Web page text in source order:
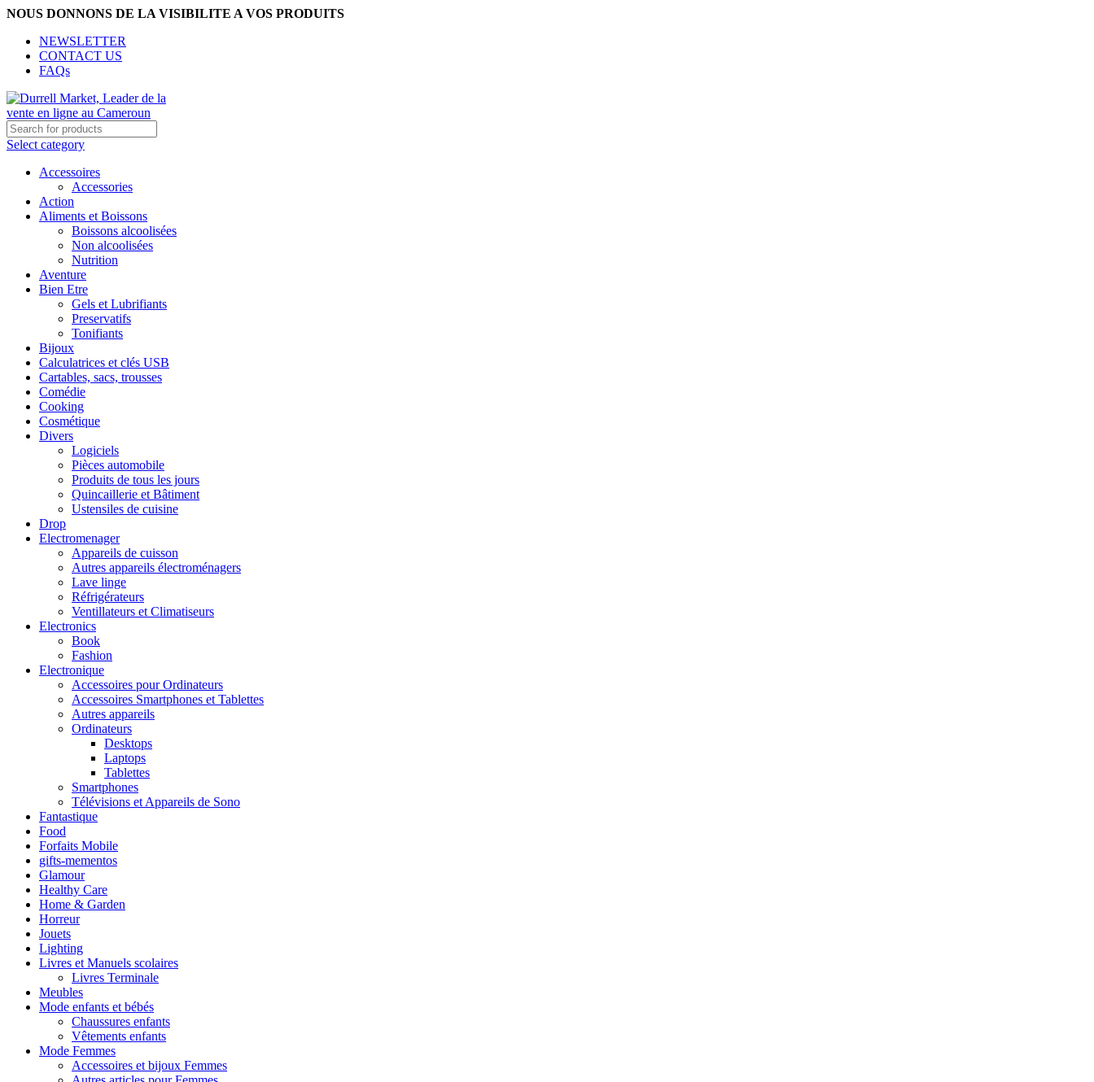
NOUS DONNONS DE LA VISIBILITE A VOS PRODUITS
NEWSLETTER
CONTACT US
FAQs
Select category
Accessoires
Accessories
Action
Aliments et Boissons
Boissons alcoolisées
Non alcoolisées
Nutrition
Aventure
Bien Etre
Gels et Lubrifiants
Preservatifs
Tonifiants
Bijoux
Calculatrices et clés USB
Cartables, sacs, trousses
Comédie
Cooking
Cosmétique
Divers
Logiciels
Pièces automobile
Produits de tous les jours
Quincaillerie et Bâtiment
Ustensiles de cuisine
Drop
Electromenager
Appareils de cuisson
Autres appareils électroménagers
Lave linge
Réfrigérateurs
Ventillateurs et Climatiseurs
Electronics
Book
Fashion
Electronique
Accessoires pour Ordinateurs
Accessoires Smartphones et Tablettes
Autres appareils
Ordinateurs
Desktops
Laptops
Tablettes
Smartphones
Télévisions et Appareils de Sono
Fantastique
Food
Forfaits Mobile
gifts-mementos
Glamour
Healthy Care
Home & Garden
Horreur
Jouets
Lighting
Livres et Manuels scolaires
Livres Terminale
Meubles
Mode enfants et bébés
Chaussures enfants
Vêtements enfants
Mode Femmes
Accessoires et bijoux Femmes